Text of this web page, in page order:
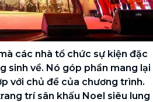
các nhà tổ chức sự kiện đặc
sinh về. Nó góp phần mang lại
với chủ đề của chương trình.
trí sân khấu Noel siêu lung